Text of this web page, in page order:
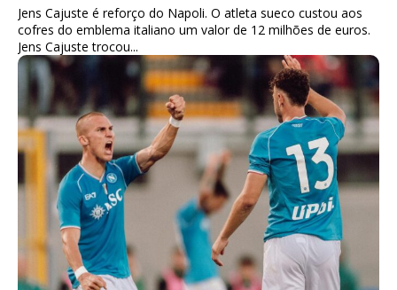
Jens Cajuste é reforço do Napoli. O atleta sueco custou aos
cofres do emblema italiano um valor de 12 milhões de euros.
Jens Cajuste trocou...